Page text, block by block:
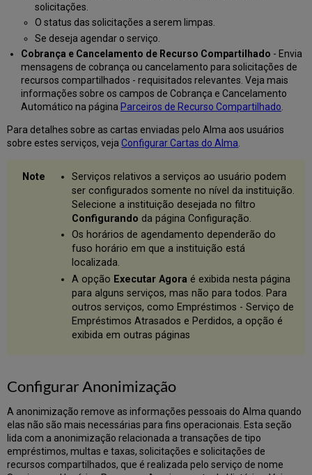
solicitações.
O status das solicitações a serem limpas.
Se deseja agendar o serviço.
Cobrança e Cancelamento de Recurso Compartilhado - Envia
mensagens de cobrança ou cancelamento para solicitações de
recursos compartilhados - requisitados relevantes. Veja mais
informações sobre os campos de Cobrança e Cancelamento
Automático na página Parceiros de Recurso Compartilhado
Para detalhes sobre as cartas enviadas pelo Alma aos usuários
sobre estes serviços, vejaConfigurar Cartas do Alma
Serviços relativos a serviços ao usuário podem
ser configurados somente no nível da instituição.
Selecione a instituição desejada no filtro
Configurando da página Configuração.
Os horários de agendamento dependerão do
fuso horário em que a instituição está
localizada.
A opção Executar Agoraé exibida nesta página
para alguns serviços, mas não para todos. Para
outros serviços, como Empréstimos - Serviço de
Empréstimos Atrasados e Perdidos, a opção é
exibida em outras páginas
Configurar Anonimização
A anonimização remove as informações pessoais do Alma quando
elas não são mais necessárias para fins operacionais. Esta seção
lida com a anonimização relacionada a transações de tipo
empréstimos, multas e taxas, solicitações e solicitações de
recursos compartilhados, que é realizada pelo serviço de nome